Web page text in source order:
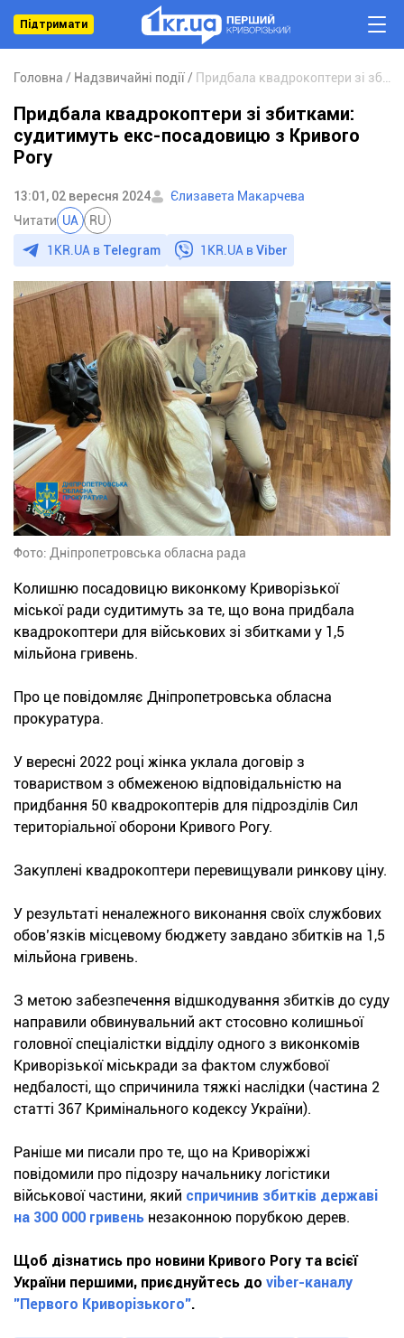
Підтримати
Головна Надзвичайні події
Придбала квадрокоптери зі збитками:
судитимуть екс-посадовицю з Кривого
Рогу
13:01, 02 вересня 2024
Єлизавета Макарчева
Читати UA RU
1KR.UA в Telegram 1KR.UA вViber
Фото: Дніпропетровська обласна рада
Колишню посадовицю виконкому Криворізької
міської ради судитимуть за те, що вона придбала
квадрокоптери для військових зі збитками у 1,5
мільйона гривень.
Про це повідомляє Дніпропетровська обласна
прокуратура.
У вересні 2022 році жінка уклала договір з
товариством з обмеженою відповідальністю на
придбання 50 квадрокоптерів для підрозділів Сил
територіальної оборони Кривого Рогу.
Закуплені квадрокоптери перевищували ринкову ціну.
У результаті неналежного виконання своїх службових
обов’язків місцевому бюджету завдано збитків на 1,5
мільйона гривень.
З метою забезпечення відшкодування збитків до суду
направили обвинувальний акт стосовно колишньої
головної спеціалістки відділу одного з виконкомів
Криворізької міськради за фактом службової
недбалості, що спричинила тяжкі наслідки (частина 2
статті 367 Кримінального кодексу України).
Раніше ми писали про те, що на Криворіжжі
повідомили про підозру начальнику логістики
військової частини, який спричинив збитків державі
на 300 000 гривень незаконною порубкою дерев.
Щоб дізнатись про новини Кривого Рогу та всієї
України першими, приєднуйтесь до viber-каналу
"Первого Криворізького".